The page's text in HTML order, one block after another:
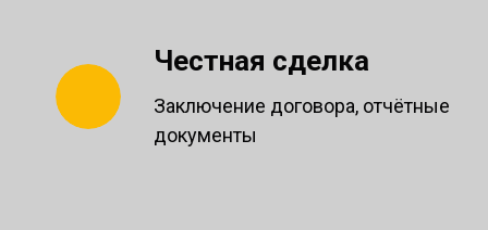
Честная сделка
Заключение договора, отчётные
документы